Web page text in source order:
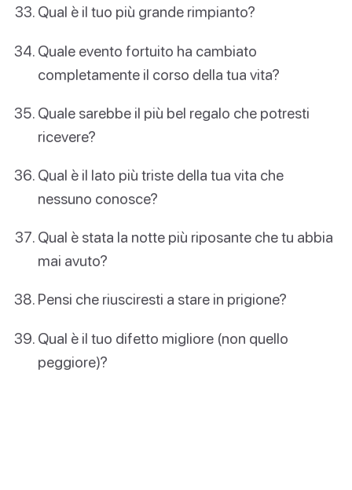
Qual è il tuo più grande rimpianto?
Quale evento fortuito ha cambiato
completamente il corso della tua vita?
Quale sarebbe il più bel regalo che potresti
ricevere?
Qual è il lato più triste della tua vita che
nessuno conosce?
Qual è stata la notte più riposante che tu abbia
mai avuto?
Pensi che riusciresti a stare in prigione?
Qual è il tuo difetto migliore (non quello
peggiore)?